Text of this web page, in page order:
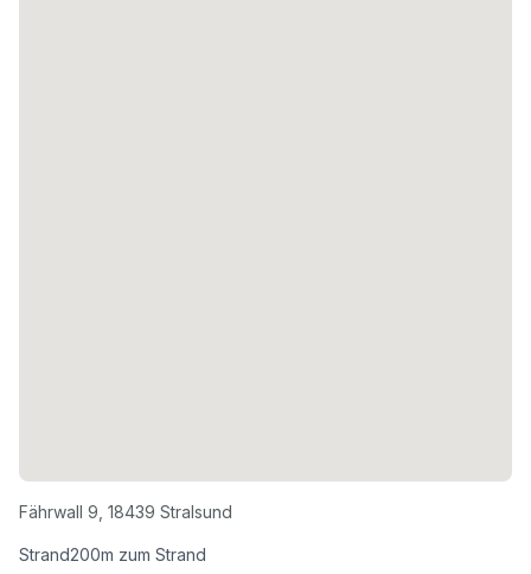
Fährwall 9 18439 Stralsund
Strand200m zum Strand